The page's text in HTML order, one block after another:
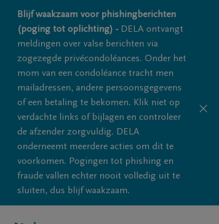
Blijf waakzaam voor phishingberichten
(poging tot oplichting) - DELA ontvangt
meldingen over valse berichten via
zogezegde privécondoléances. Onder het
mom van een condoléance tracht men
mailadressen, andere persoonsgegevens
of een betaling te bekomen. Klik niet op
verdachte links of bijlagen en controleer
de afzender zorgvuldig. DELA
onderneemt meerdere acties om dit te
voorkomen. Pogingen tot phishing en
fraude vallen echter nooit volledig uit te
sluiten, dus blijf waakzaam.